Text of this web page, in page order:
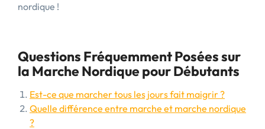
nordique !
Questions Fréquemment Posées sur
la Marche Nordique pour Débutants
Est-ce que marcher tous les jours fait maigrir ?
Quelle différence entre marche et marche nordique
?